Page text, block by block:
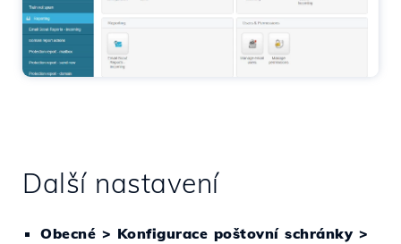
Další nastavení
Obecné > Konfigurace poštovní schránky >